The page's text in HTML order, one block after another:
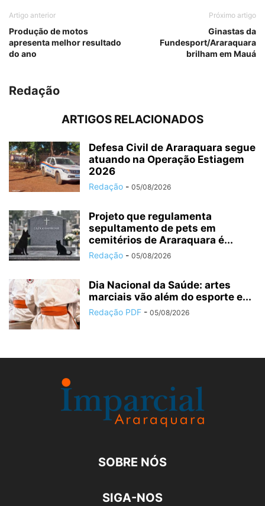
Artigo anterior
Produção de motos
apresenta melhor resultado
do ano
Próximo artigo
Ginastas da
Fundesport/Araraquara
brilham em Mauá
Redação
ARTIGOS RELACIONADOS
Defesa Civil de Araraquara segue
atuando na Operação Estiagem
2026
Redação - 05/08/2026
Projeto que regulamenta
sepultamento de pets em
cemitérios de Araraquara é...
Redação - 05/08/2026
Dia Nacional da Saúde: artes
marciais vão além do esporte e...
Redação PDF - 05/08/2026
SOBRE NÓS
SIGA-NOS